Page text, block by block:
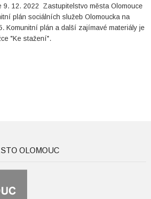
9. 12. 2022 Zastupitelstvo města Olomouce
plán sociálních služeb Olomoucka na
Komunitní plán a další zajímavé materiály je
"Ke stažení".
OLOMOUC